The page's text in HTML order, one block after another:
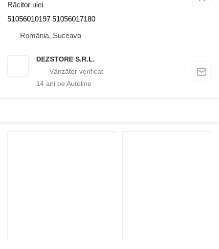
Răcitor ulei
51056010197 51056017180
România, Suceava
DEZSTORE S.R.L.
14 ani pe Autoline